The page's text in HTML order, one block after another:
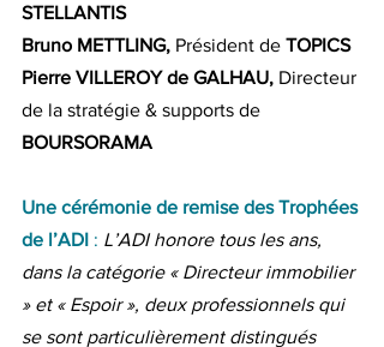
STELLANTIS
Bruno METTLING, Président de TOPICS
Pierre VILLEROY de GALHAU, Directeur
de la stratégie & supports de
BOURSORAMA
Une cérémonie de remise des Trophées
de l’ADI : L’ADI honore tous les ans,
dans la catégorie « Directeur immobilier
» et « Espoir », deux professionnels qui
se sont particulièrement distingués